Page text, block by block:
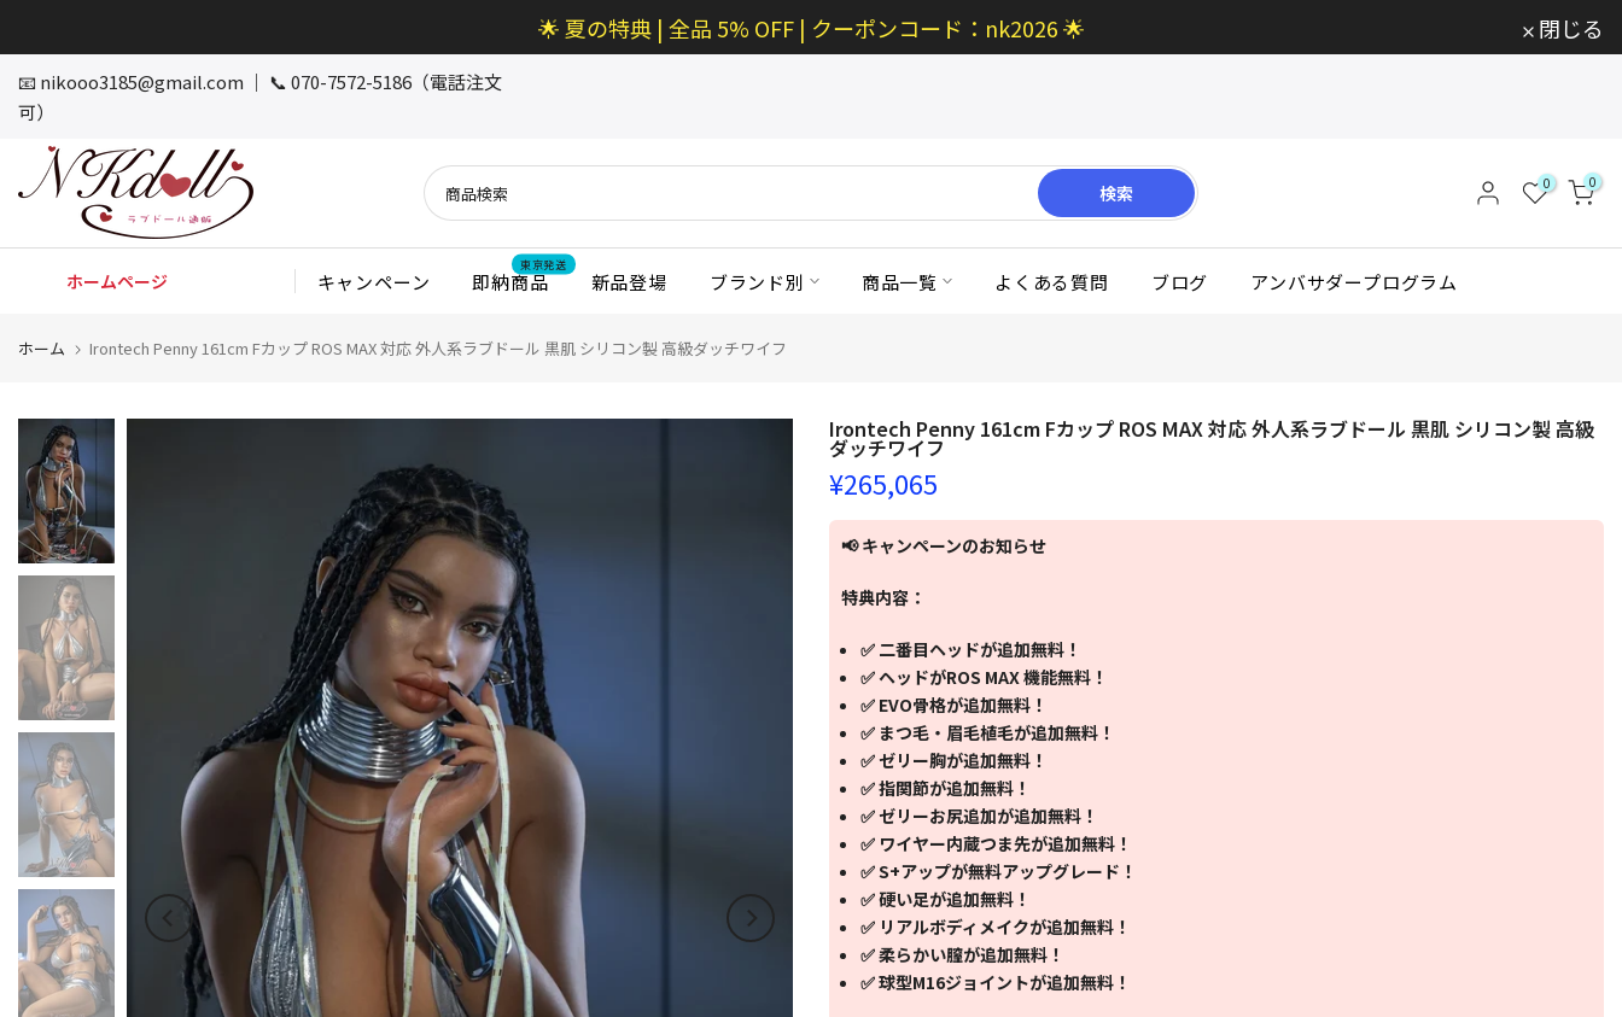
文
へ
ス
プ
🌟 夏の特典 | 全品 5% OFF | クーポンコード：nk2026 🌟 閉じる
📧 nikooo3185@gmail.com ｜ 📞 070-7572-5186（電話注文
可）
検索 0 0
ホームページ キャンペーン 即納商品
東京発送
新品登場 ブランド別 商品一覧 よくある質問 ブログ アンバサダープログラム
ホーム Irontech Penny 161cm Fカップ ROS MAX 対応 外人系ラブドール 黒肌 シリコン製 高級ダッチワイフ
Irontech Penny 161cm Fカップ ROS MAX 対応 外人系ラブドール 黒肌 シリコン製 高級
ダッチワイフ
¥265,065
📢 キャンペーンのお知らせ
特典内容：
✅ 二番目ヘッドが追加無料！
✅ ヘッドがROS MAX 機能無料！
✅ EVO骨格が追加無料！
✅ まつ毛・眉毛植毛が追加無料！
✅ ゼリー胸が追加無料！
✅ 指関節が追加無料！
✅ ゼリーお尻追加が追加無料！
✅ ワイヤー内蔵つま先が追加無料！
✅ S+アップが無料アップグレード！
✅ 硬い足が追加無料！
✅ リアルボディメイクが追加無料！
✅ 柔らかい膣が追加無料！
✅ 球型M16ジョイントが追加無料！